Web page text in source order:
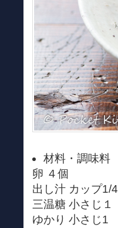
材料・調味料
卵 ４個
出し汁 カップ1/4
三温糖 小さじ１
ゆかり 小さじ1